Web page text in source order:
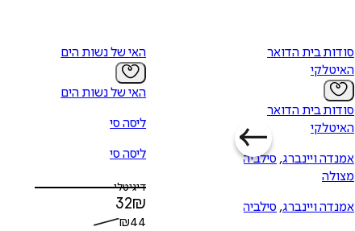
סודות בית הדואר
האיטלקי
סודות בית הדואר
האיטלקי
אמנדה ויינברג, סילביה
מצולה
אמנדה ויינברג, סילביה
האי של נשות הים
האי של נשות הים
ליסה סי
ליסה סי
דיגיטלי
32₪
₪44